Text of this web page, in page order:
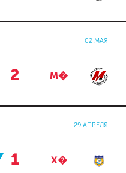
02 МАЯ
2 М�
29 АПРЕЛЯ
1 Х�